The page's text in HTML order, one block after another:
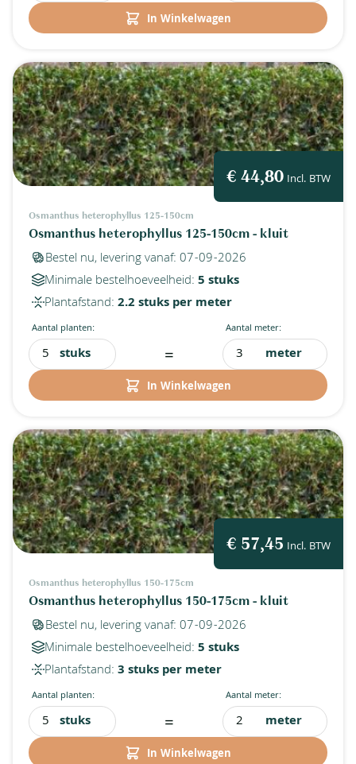
In Winkelwagen
€ 44,80 Incl. BTW
Osmanthus heterophyllus 125-150cm
Osmanthus heterophyllus 125-150cm - kluit
Bestel nu, levering vanaf: 07-09-2026
Minimale bestelhoeveelheid:5 stuks
Plantafstand:2.2 stuks per meter
Aantal planten:
stuks =
Aantal meter:
meter
In Winkelwagen
€ 57,45 Incl. BTW
Osmanthus heterophyllus 150-175cm
Osmanthus heterophyllus 150-175cm - kluit
Bestel nu, levering vanaf: 07-09-2026
Minimale bestelhoeveelheid:5 stuks
Plantafstand:3 stuks per meter
Aantal planten:
stuks =
Aantal meter:
meter
In Winkelwagen